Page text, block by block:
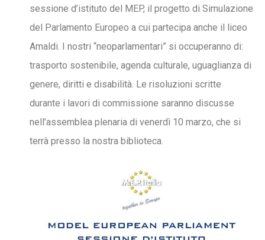
sessione d’istituto del MEP, il progetto di Simulazione
del Parlamento Europeo a cui partecipa anche il liceo
Amaldi. I nostri “neoparlamentari” si occuperanno di:
trasporto sostenibile, agenda culturale, uguaglianza di
genere, diritti e disabilità. Le risoluzioni scritte
durante i lavori di commissione saranno discusse
nell’assemblea plenaria di venerdì 10 marzo, che si
terrà presso la nostra biblioteca.